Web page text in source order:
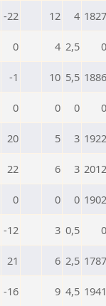
-22 12 4 1827
0 4 2,5 0
-1 10 5,5 1886
0 0 0 0
20 5 3 1922
22 6 3 2012
0 0 0 1902
-12 3 0,5 0
21 6 2,5 1787
-16 9 4,5 1941